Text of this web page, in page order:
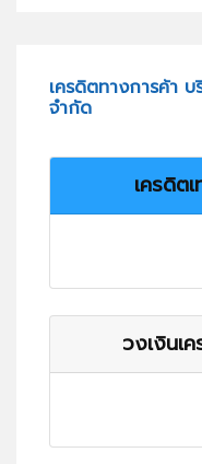
เครดิตทางการค้า
จำกัด
เครดิต
วงเงินเ